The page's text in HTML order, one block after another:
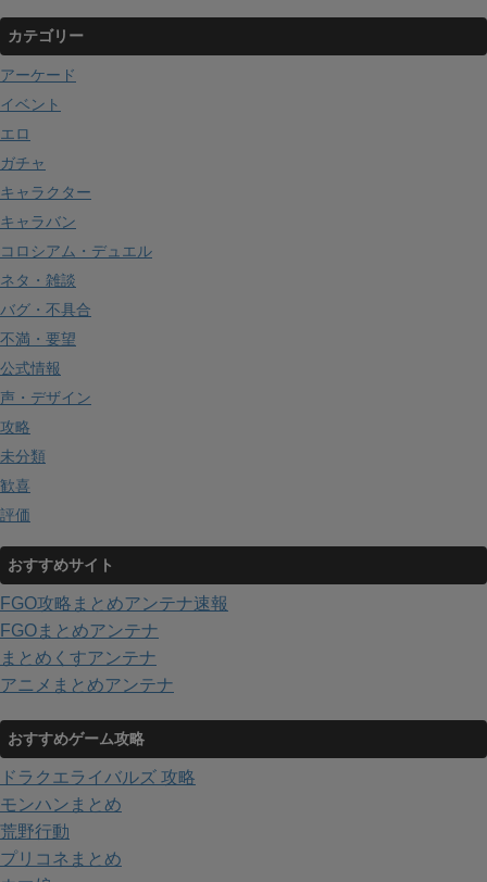
カテゴリー
アーケード
イベント
エロ
ガチャ
キャラクター
キャラバン
コロシアム・デュエル
ネタ・雑談
バグ・不具合
不満・要望
公式情報
声・デザイン
攻略
未分類
歓喜
評価
おすすめサイト
FGO攻略まとめアンテナ速報
FGOまとめアンテナ
まとめくすアンテナ
アニメまとめアンテナ
おすすめゲーム攻略
ドラクエライバルズ 攻略
モンハンまとめ
荒野行動
プリコネまとめ